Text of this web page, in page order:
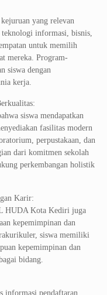
yang relevan
teknologi informasi, bisnis,
untuk memilih
mereka. Program-
siswa dengan
kerja.
siswa mendapatkan
fasilitas modern
perpustakaan, dan
dari komitmen sekolah
perkembangan holistik
Karir:
HUDA Kota Kediri juga
kepemimpinan dan
siswa memiliki
kepemimpinan dan
bidang.
informasi pendaftaran